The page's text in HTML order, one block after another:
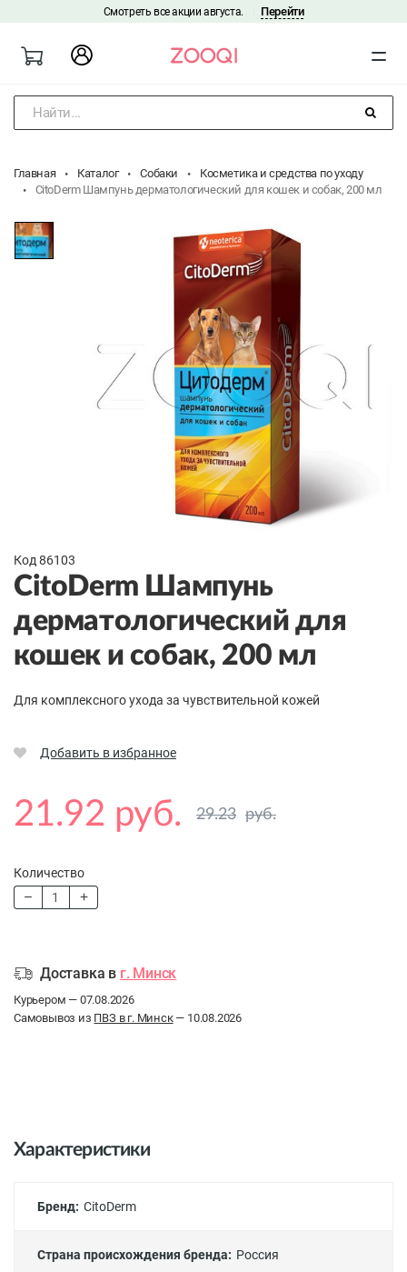
Смотреть все акции августа. Перейти
Найти...
Главная Каталог Собаки
Косметика и средства по уходу
CitoDerm Шампунь дерматологический для кошек и собак, 200 мл
Код 86103
CitoDerm Шампунь
дерматологический для
кошек и собак, 200 мл
Для комплексного ухода за чувствительной кожей
Добавить в избранное
21.92 руб. 29.23 руб.
Количество
Доставка в г. Минск
Курьером — 07.08.2026
Самовывоз из ПВЗ в г. Минск— 10.08.2026
Характеристики
Бренд: CitoDerm
Страна происхождения бренда: Россия